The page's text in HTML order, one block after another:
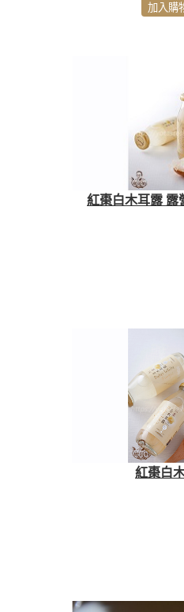
加入購
紅棗白木耳露 露
紅棗白